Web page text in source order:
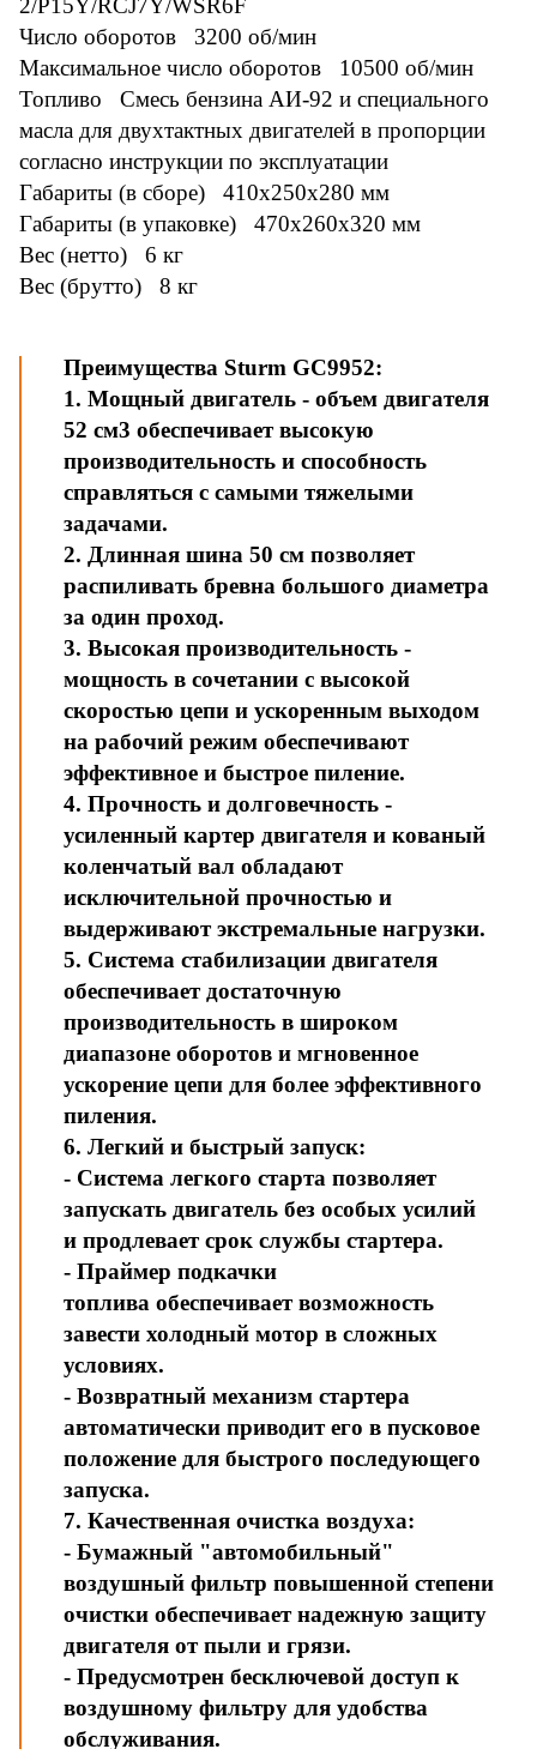
2/P15Y/RCJ7Y/WSR6F
Число оборотов 3200 об/мин
Максимальное число оборотов 10500 об/мин
Топливо Смесь бензина АИ-92 и специального
масла для двухтактных двигателей в пропорции
согласно инструкции по эксплуатации
Габариты (в сборе) 410x250x280 мм
Габариты (в упаковке) 470x260x320 мм
Вес (нетто) 6 кг
Вес (брутто) 8 кг
Преимущества Sturm GC9952:
1. Мощный двигатель - объем двигателя
52 см3 обеспечивает высокую
производительность и способность
справляться с самыми тяжелыми
задачами.
2. Длинная шина 50 см позволяет
распиливать бревна большого диаметра
за один проход.
3. Высокая производительность -
мощность в сочетании с высокой
скоростью цепи и ускоренным выходом
на рабочий режим обеспечивают
эффективное и быстрое пиление.
4. Прочность и долговечность -
усиленный картер двигателя и кованый
коленчатый вал обладают
исключительной прочностью и
выдерживают экстремальные нагрузки.
5. Система стабилизации двигателя
обеспечивает достаточную
производительность в широком
диапазоне оборотов и мгновенное
ускорение цепи для более эффективного
пиления.
6. Легкий и быстрый запуск:
- Система легкого старта позволяет
запускать двигатель без особых усилий
и продлевает срок службы стартера.
- Праймер подкачки
топлива обеспечивает возможность
завести холодный мотор в сложных
условиях.
- Возвратный механизм стартера
автоматически приводит его в пусковое
положение для быстрого последующего
запуска.
7. Качественная очистка воздуха:
- Бумажный "автомобильный"
воздушный фильтр повышенной степени
очистки обеспечивает надежную защиту
двигателя от пыли и грязи.
- Предусмотрен бесключевой доступ к
воздушному фильтру для удобства
обслуживания.